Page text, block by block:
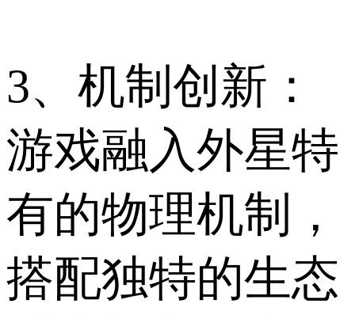
3、机制创新：
游戏融入外星特
有的物理机制，
搭配独特的生态